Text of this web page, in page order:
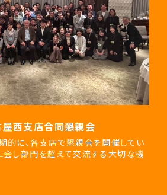
屋西支店合同懇親会
的に、各支店で懇親会を開催してい
会し部門を超えて交流する大切な機